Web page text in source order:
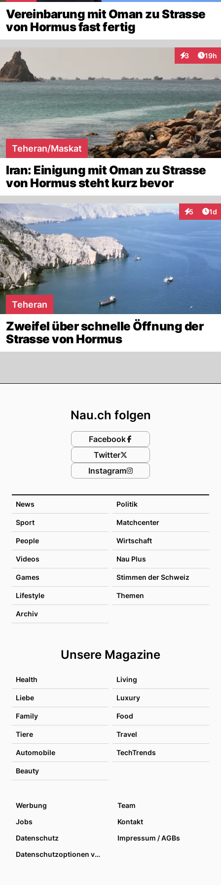
Vereinbarung mit Oman zu Strasse
von Hormus fast fertig
3
Interaktionen
19h
Teheran/Maskat
Iran: Einigung mit Oman zu Strasse
von Hormus steht kurz bevor
5 1d
Teheran
Zweifel über schnelle Öffnung der
Strasse von Hormus
News Politik
Sport Matchcenter
People Wirtschaft
Videos Nau Plus
Games Stimmen der Schweiz
Lifestyle Themen
Archiv
Unsere Magazine
Health Living
Liebe Luxury
Family Food
Tiere Travel
Automobile TechTrends
Beauty
Nau.ch folgen
Facebook
Twitter
Instagram
Werbung
Team
Jobs
Kontakt
Datenschutz
Impressum / AGBs
Datenschutzoptionen verwalten